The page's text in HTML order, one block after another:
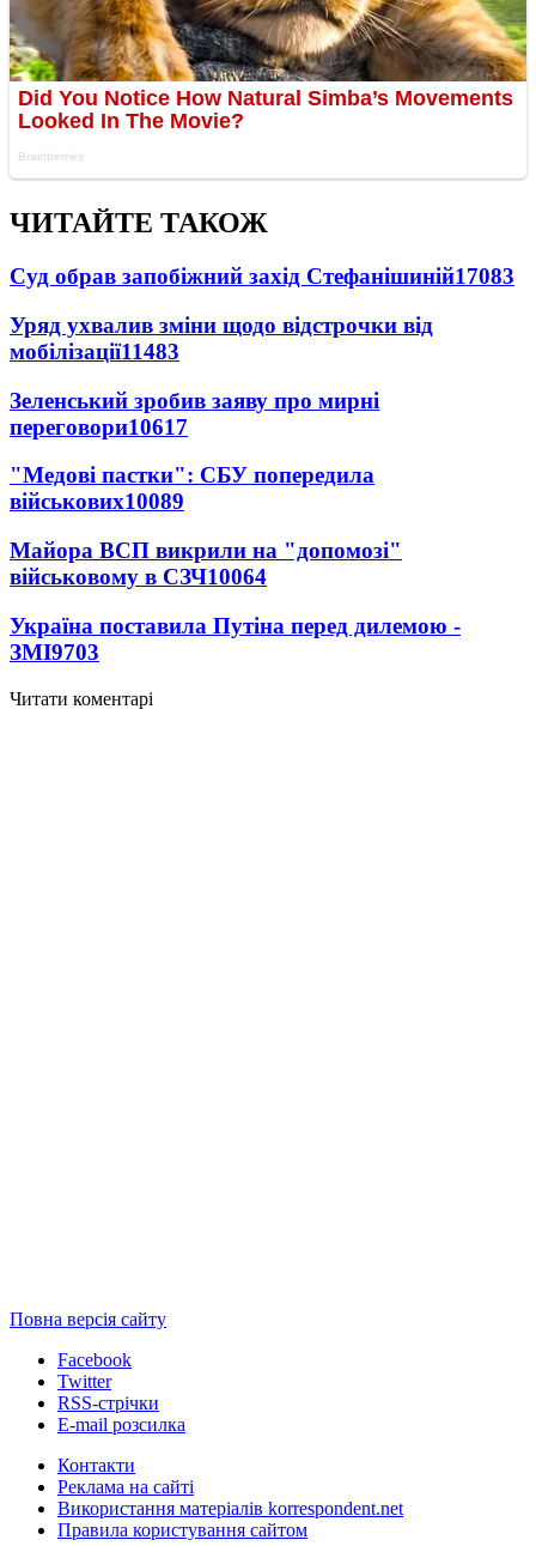
ЧИТАЙТЕ ТАКОЖ
Суд обрав запобіжний захід Стефанішиній17083
Уряд ухвалив зміни щодо відстрочки від
мобілізації11483
Зеленський зробив заяву про мирні
переговори10617
"Медові пастки": СБУ попередила
військових10089
Майора ВСП викрили на "допомозі"
військовому в СЗЧ10064
Україна поставила Путіна перед дилемою -
ЗМІ9703
Читати коментарі
Повна версія сайту
Facebook
Twitter
RSS-стрічки
E-mail розсилка
Контакти
Реклама на сайті
Використання матеріалів korrespondent.net
Правила користування сайтом